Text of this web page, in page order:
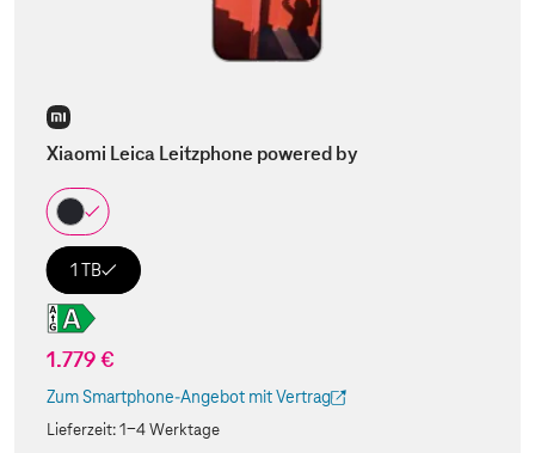
Xiaomi Leica Leitzphone powered by
1 TB
1.779 €
Zum Smartphone-Angebot mit Vertrag
(Der Link wird in einem neuen Tab geöffnet)
Lieferzeit:1-4 Werktage